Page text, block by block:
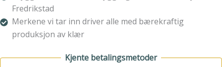
Fredrikstad
Merkene vi tar inn driver alle med bærekraftig
produksjon av klær
Kjente betalingsmetoder